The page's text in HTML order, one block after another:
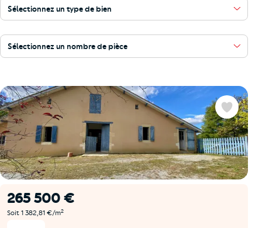
Sélectionnez un type de bien
Sélectionnez un nombre de pièce
265 500 €
Soit 1 382,81 €/m2
Favoris